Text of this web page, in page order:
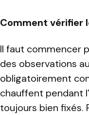
Comment vérifier
Il faut commencer
des observations
obligatoirement
chauffent pendant
toujours bien fixés.